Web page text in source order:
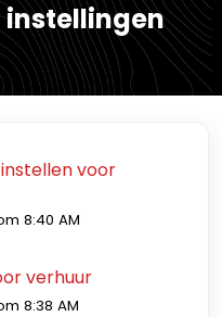
voor
8:40 AM
verhuur
8:38 AM